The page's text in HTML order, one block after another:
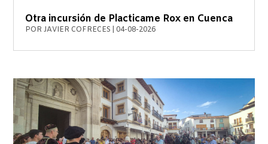
Otra incursión de Placticame Rox en Cuenca
PORJAVIER COFRECES 04-08-2026